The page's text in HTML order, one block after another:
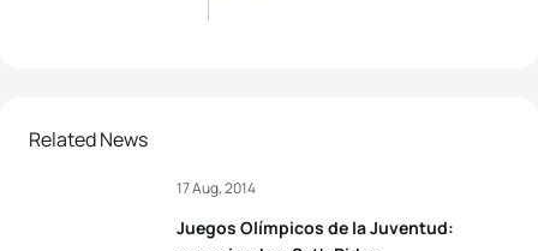
Related News
Juegos Olímpicos de la Juventud:
17 Aug, 2014